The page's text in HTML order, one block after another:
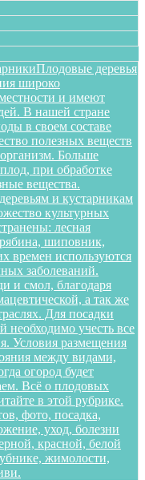
Плодовые деревья
широко
и имеют
В нашей стране
в своем составе
полезных веществ
Больше
при обработке
вещества.
и кустарникам
культурных
лесная
шиповник,
времен используются
заболеваний.
и смол, благодаря
а так же
Для посадки
необходимо учесть все
Условия размещения
между видами,
огород будет
Всё о плодовых
в этой рубрике.
фото, посадка,
уход, болезни
красной, белой
жимолости,